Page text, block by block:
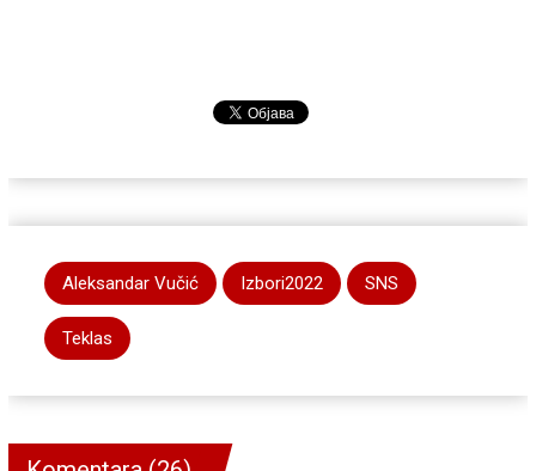
Aleksandar Vučić Izbori2022 SNS
Teklas